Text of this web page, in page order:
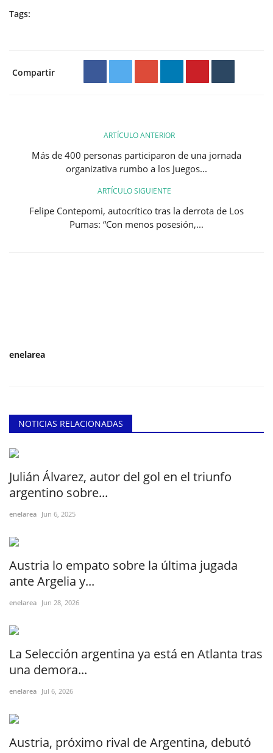
Tags:
Compartir
ARTÍCULO ANTERIOR
Más de 400 personas participaron de una jornada
organizativa rumbo a los Juegos...
ARTÍCULO SIGUIENTE
Felipe Contepomi, autocrítico tras la derrota de Los
Pumas: “Con menos posesión,...
enelarea
NOTICIAS RELACIONADAS
Julián Álvarez, autor del gol en el triunfo
argentino sobre...
enelarea Jun 6, 2025
Austria lo empato sobre la última jugada
ante Argelia y...
enelarea Jun 28, 2026
La Selección argentina ya está en Atlanta tras
una demora...
enelarea Jul 6, 2026
Austria, próximo rival de Argentina, debutó